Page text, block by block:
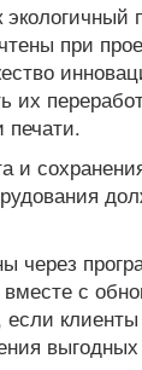
при
их
печати.
и
через
с